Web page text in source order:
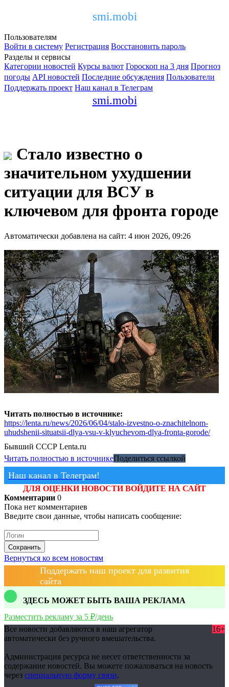
smi.mobi
Пользователям
Войти в систему Регистрация Восстановить пароль
Разделы и сервисы
Категории новостей Курсы валют Гороскоп на 3 дня Прогноз
погоды API новостей Последние обсуждения Пользователи
Поддержать проект Наш канал в Телеграм
smi.mobi
Стало известно о
значительном ухудшении
ситуации для ВСУ в
ключевом для фронта городе
Автоматически добавлена на сайт: 4 июн 2026, 09:26
Читать полностью в источнике:
https://lenta.ru/news/2026/06/04/stalo-izvestno-o-znachitelnom-
uhudshenii-situatsii-dlya-vsu-v-klyuchevom-dlya-fronta-gorode/
Бывший СССР Lenta.ru
Читать полностью в источникеПоделиться ссылкой
Наш канал в Телеграм!
ДЛЯ ОЦЕНКИ НОВОСТИ ВОЙДИТЕ НА САЙТ
Комментарии 0
Пока нет комментариев
Введите свои данные, чтобы написать сообщение:
Сохранить
Вернуться ко всем новостям
Поддержать наш проект для развития
сайта
ЗДЕСЬ МОЖЕТ БЫТЬ ВАША РЕКЛАМА
Разместить рекламу за 5 ₽/день
Все новости добавляются в наш агрегатор
автоматически без ручного вмешательства.
16+
Администрация ресурса не несет ответственности за
содержание новостей. Вы можете пожаловаться на новость
через специальную форму связи.